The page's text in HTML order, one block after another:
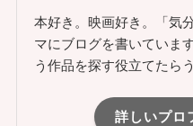
本好き。映画好き。「気
マにブログを書いていま
う作品を探す役立てたら
詳しいプロ